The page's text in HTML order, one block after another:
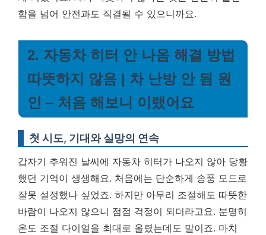
함을 넘어 안전과도 직결될 수 있으니까요.
2. 자동차 히터 안 나옴 해결 방법
따뜻하지 않음 | 차 난방 안 됨 원
인 – 처음 해보니 이랬어요
첫 시도, 기대와 실망의 연속
갑자기 추워진 날씨에 자동차 히터가 나오지 않아 당황
했던 기억이 생생해요. 처음에는 단순하게 송풍 모드로
잘못 설정했나 싶었죠. 하지만 아무리 조절해도 따뜻한
바람이 나오지 않으니 점점 걱정이 되더라고요. 분명히
온도 조절 다이얼을 최대로 올렸는데도 말이죠. 마치